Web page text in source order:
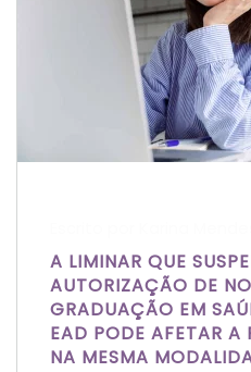
A LIMINAR QUE
AUTORIZAÇÃO DE
GRADUAÇÃO EM
EAD PODE AFETAR
NA MESMA